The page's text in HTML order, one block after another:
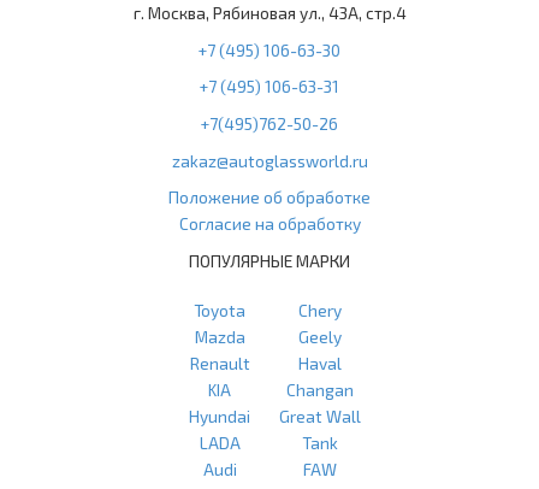
г. Москва, Рябиновая ул., 43А, стр.4
+7 (495) 106-63-30
+7 (495) 106-63-31
+7(495)762-50-26
zakaz@autoglassworld.ru
Положение об обработке
Согласие на обработку
ПОПУЛЯРНЫЕ МАРКИ
Toyota
Mazda
Renault
KIA
Hyundai
LADA
Audi
Chery
Geely
Haval
Changan
Great Wall
Tank
FAW